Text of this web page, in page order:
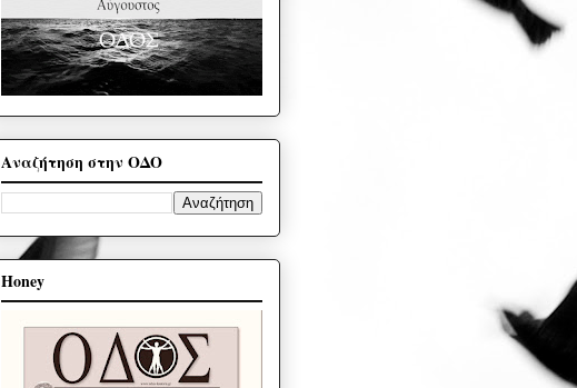
Αναζήτηση στην ΟΔΟ
Honey